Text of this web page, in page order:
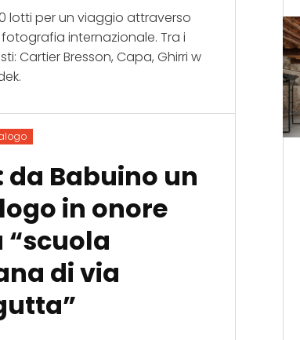
lotti per un viaggio attraverso
internazionale. Tra i
Cartier Bresson, Capa, Ghirri w
da Babuino un
in onore
“scuola
di via